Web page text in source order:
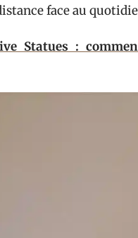
face au
Statues :